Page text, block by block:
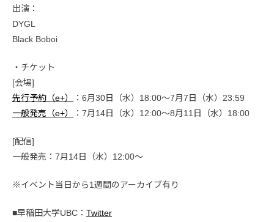
出演：
DYGL
Black Boboi
・チケット
[会場]
先行予約（e+）
：6月30日（水）18:00～7月7日（水）23:59
一般発売（e+）
：7月14日（水）12:00～8月11日（水）18:00
[配信]
一般発売：7月14日（水）12:00〜
※イベント当日から1週間のアーカイブ有り
■早稲田大学UBC： Twitter